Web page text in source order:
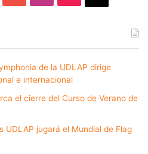
de la UDLAP dirige
e internacional
el cierre del Curso de Verano de
UDLAP jugará el Mundial de Flag